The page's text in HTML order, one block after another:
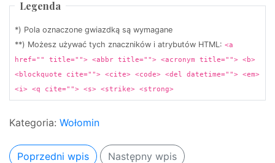
Legenda
*) Pola oznaczone gwiazdką są wymagane
**) Możesz używać tych znaczników i atrybutów HTML: <a
href="" title=""> <abbr title=""> <acronym title=""> <b>
<blockquote cite=""> <cite> <code> <del datetime=""> <em>
<i> <q cite=""> <s> <strike> <strong>
Kategoria: Wołomin
Poprzedni wpis Następny wpis